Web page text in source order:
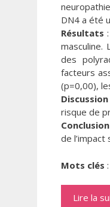
DN4 a été
Résultats
masculine.
des
facteurs
(p=0,00),
Discussion
risque de
Conclusion
de
Mots clés
Lire la